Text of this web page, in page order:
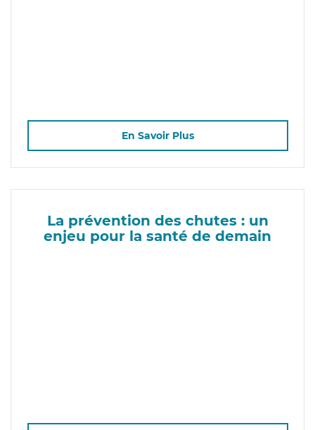
En Savoir Plus
La prévention des chutes : un
enjeu pour la santé de demain